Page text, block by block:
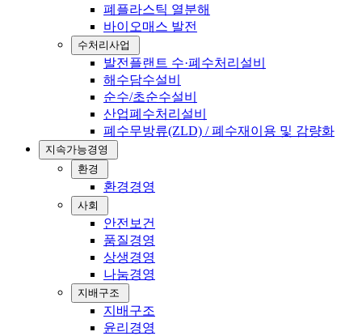
폐플라스틱 열분해
바이오매스 발전
수처리사업
발전플랜트 수·폐수처리설비
해수담수설비
순수/초순수설비
산업폐수처리설비
폐수무방류(ZLD) / 폐수재이용 및 감량화
지속가능경영
환경
환경경영
사회
안전보건
품질경영
상생경영
나눔경영
지배구조
지배구조
윤리경영